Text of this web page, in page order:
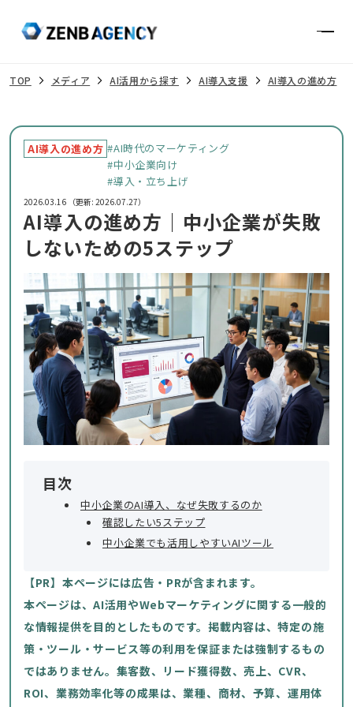
Contact
TOP メディア AI活用から探す AI導入支援 AI導入の進め方
AI導入の進め方 #AI時代のマーケティング
#中小企業向け
#導入・立ち上げ
2026.03.16 （更新: 2026.07.27）
AI導入の進め方｜中小企業が失敗
しないための5ステップ
目次
中小企業のAI導入、なぜ失敗するのか
確認したい5ステップ
中小企業でも活用しやすいAIツール
【PR】本ページには広告・PRが含まれます。
本ページは、AI活用やWebマーケティングに関する一般的
な情報提供を目的としたものです。掲載内容は、特定の施
策・ツール・サービス等の利用を保証または強制するもの
ではありません。集客数、リード獲得数、売上、CVR、
ROI、業務効率化等の成果は、業種、商材、予算、運用体